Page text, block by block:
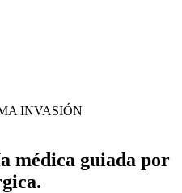
INVASIÓN
médica guiada por